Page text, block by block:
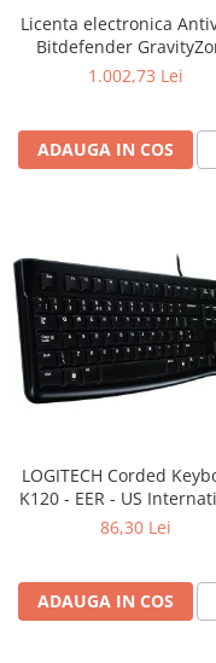
Smartphone IPhone
Sisteme PC & Periferice
PC NUC
Microfoane & Casti
Mouse Gaming
Scaune Gaming
Tastaturi Gaming
Card Reader
Camere Web
Adaptoare
Casti
Licenta electronica
Bitdefender
Business Security, 5
1.002,73 Lei
ADAUGA IN COS
LOGITECH Corded
K120 - EER - US
layout
86,30 Lei
ADAUGA IN COS